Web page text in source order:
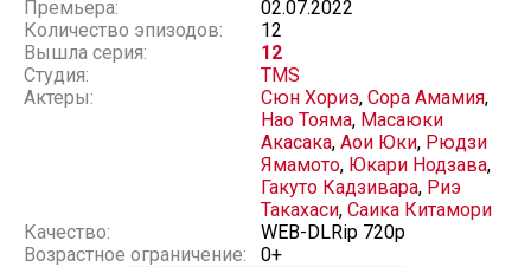
Премьера:
02.07.2022
Количество эпизодов:
12
Вышла серия:
12
Студия:
TMS
Актеры:
Сюн Хориэ, Сора Амамия,
Нао Тояма, Масаюки
Акасака, Аои Юки, Рюдзи
Ямамото, Юкари Нодзава,
Гакуто Кадзивара, Риэ
Такахаси, Саика Китамори
Качество:
WEB-DLRip 720p
Возрастное ограничение:
0+